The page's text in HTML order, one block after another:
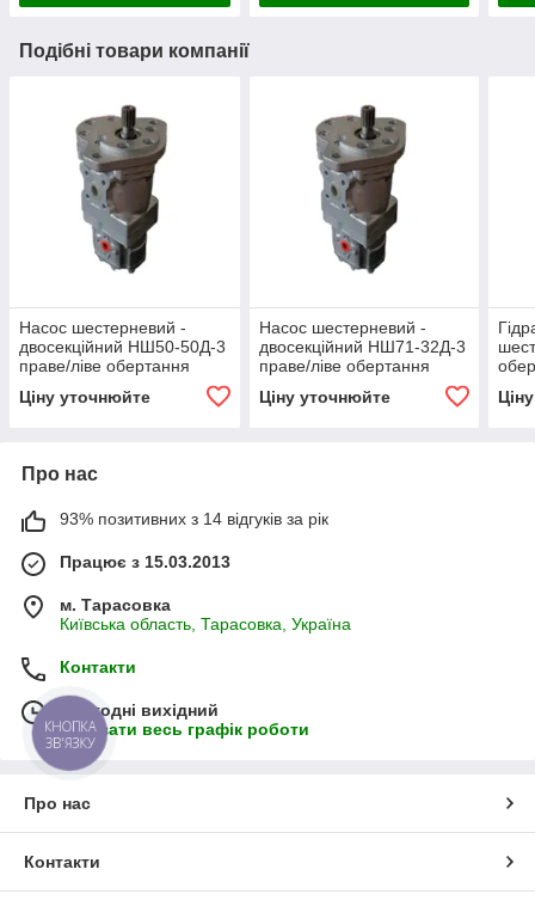
Подібні товари компанії
Насос шестерневий -
двосекційний НШ50-50Д-3
праве/ліве обертання
Ціну уточнюйте
Насос шестерневий -
двосекційний НШ71-32Д-3
праве/ліве обертання
Ціну уточнюйте
Про нас
93% позитивних з 14 відгуків за рік
Працює з 15.03.2013
м. Тарасовка
Київська область, Тарасовка, Україна
Контакти
Сьогодні вихідний
Показати весь графік роботи
Про нас
Контакти
КНОПКА
ЗВ'ЯЗКУ